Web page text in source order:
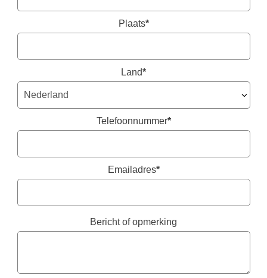
Plaats*
Land*
Telefoonnummer*
Emailadres*
Bericht of opmerking